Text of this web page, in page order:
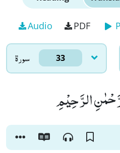
Audio PDF
سورۃ 33
الرَّحِیْمِ